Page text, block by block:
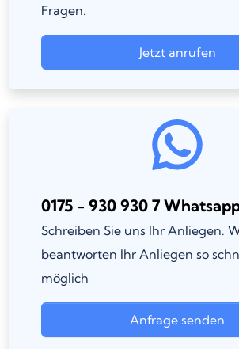
Fragen.
Jetzt anrufen
0175 - 930 930 7
Schreiben Sie uns Ihr Anliegen.
beantworten Ihr Anliegen so
möglich
Anfrage senden